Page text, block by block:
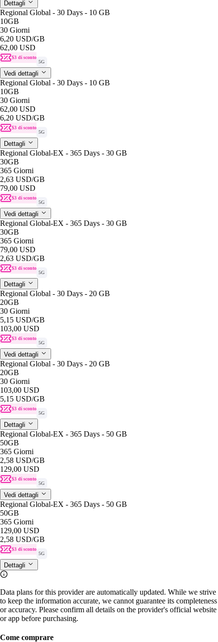
Dettagli
Regional Global - 30 Days - 10 GB
10GB
30 Giorni
6,20 USD/GB
62,00 USD
$3 di sconto
5G
Vedi dettagli
Regional Global - 30 Days - 10 GB
10GB
30 Giorni
62,00 USD
6,20 USD/GB
$3 di sconto
5G
Dettagli
Regional Global-EX - 365 Days - 30 GB
30GB
365 Giorni
2,63 USD/GB
79,00 USD
$3 di sconto
5G
Vedi dettagli
Regional Global-EX - 365 Days - 30 GB
30GB
365 Giorni
79,00 USD
2,63 USD/GB
$3 di sconto
5G
Dettagli
Regional Global - 30 Days - 20 GB
20GB
30 Giorni
5,15 USD/GB
103,00 USD
$3 di sconto
5G
Vedi dettagli
Regional Global - 30 Days - 20 GB
20GB
30 Giorni
103,00 USD
5,15 USD/GB
$3 di sconto
5G
Dettagli
Regional Global-EX - 365 Days - 50 GB
50GB
365 Giorni
2,58 USD/GB
129,00 USD
$3 di sconto
5G
Vedi dettagli
Regional Global-EX - 365 Days - 50 GB
50GB
365 Giorni
129,00 USD
2,58 USD/GB
$3 di sconto
5G
Dettagli
Data plans for this provider are automatically updated. While we strive
to keep the information accurate, we cannot guarantee its completeness
or accuracy. Please confirm all details on the provider's official website
or app before purchasing.
Come comprare